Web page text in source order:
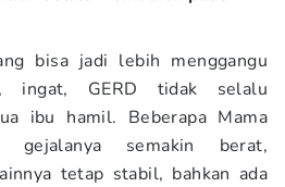
bisa jadi lebih menggangu
ingat, GERD tidak selalu
ibu hamil. Beberapa Mama
gejalanya semakin berat,
tetap stabil, bahkan ada